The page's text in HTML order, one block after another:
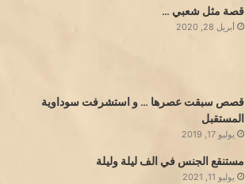
قصة مثل شعبي …
أبريل 28, 2020
قصص سبقت عصرها … و استشرفت سوداوية
المستقبل
يوليو 17, 2019
مستنقع الجنس في الف ليلة وليلة
يوليو 11, 2021